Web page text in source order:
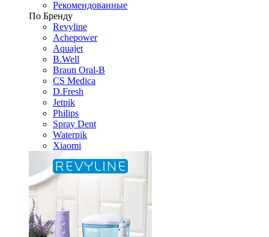
Рекомендованные
По Бренду
Revyline
Achepower
Aquajet
B.Well
Braun Oral-B
CS Medica
D.Fresh
Jetpik
Philips
Spray Dent
Waterpik
Xiaomi